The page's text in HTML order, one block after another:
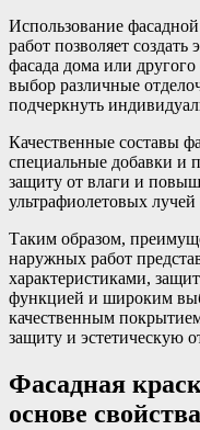
Использование
работ позволяет
фасада дома или
выбор различные
подчеркнуть
Качественные составы
специальные добавки и
защиту от влаги и
ультрафиолетовых лучей
Таким образом,
наружных работ
характеристиками,
функцией и широким
качественным
защиту и эстетическую
Фасадная
основе